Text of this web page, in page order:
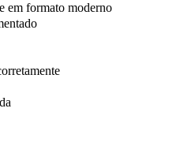
em formato moderno